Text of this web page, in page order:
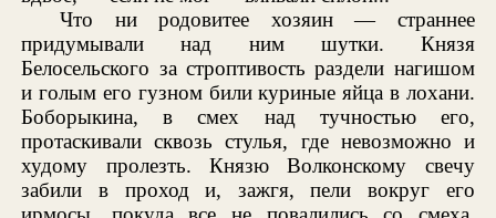
Что ни родовитее хозяин — страннее
придумывали над ним шутки. Князя
Белосельского за строптивость раздели нагишом
и голым его гузном били куриные яйца в лохани.
Боборыкина, в смех над тучностью его,
протаскивали сквозь стулья, где невозможно и
худому пролезть. Князю Волконскому свечу
забили в проход и, зажгя, пели вокруг его